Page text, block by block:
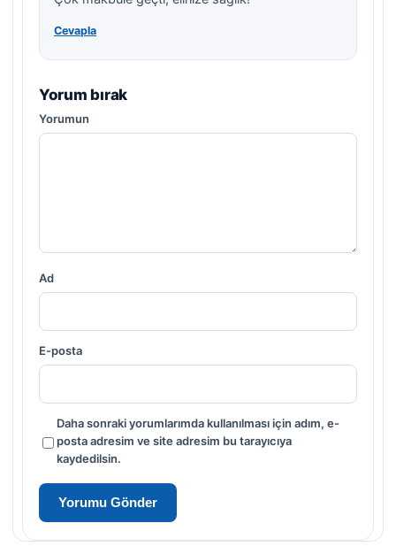
Cevapla
Yorum bırak
Yorumun
Ad
E-posta
Daha sonraki yorumlarımda kullanılması için adım, e-
posta adresim ve site adresim bu tarayıcıya
kaydedilsin.